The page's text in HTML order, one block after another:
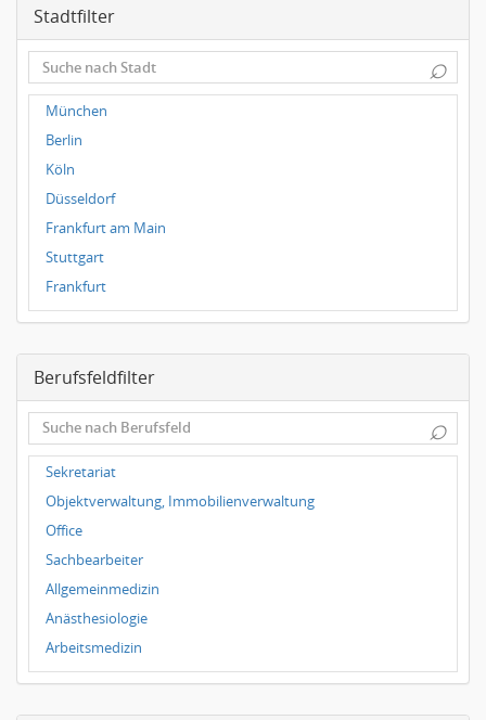
Stadtfilter
⌕
München
Berlin
Köln
Düsseldorf
Frankfurt am Main
Stuttgart
Frankfurt
Dresden
Leipzig
Dortmund
Hallbergmoos
Würzburg
Grünwald
Ulm
Bielefeld
Hannover
Duisburg
Berufsfeldfilter
⌕
Sekretariat
Objektverwaltung, Immobilienverwaltung
Office
Sachbearbeiter
Allgemeinmedizin
Anästhesiologie
Arbeitsmedizin
Augenheilkunde